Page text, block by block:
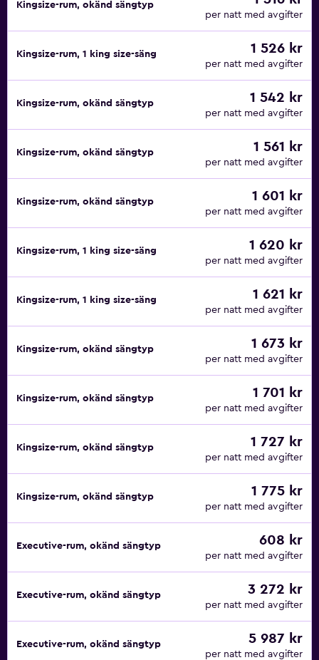
Kingsize-rum, okänd sängtyp
per natt med avgifter
Kingsize-rum, 1 king size-säng 1 526 kr
per natt med avgifter
Kingsize-rum, okänd sängtyp 1 542 kr
per natt med avgifter
Kingsize-rum, okänd sängtyp 1 561 kr
per natt med avgifter
Kingsize-rum, okänd sängtyp 1 601 kr
per natt med avgifter
Kingsize-rum, 1 king size-säng 1 620 kr
per natt med avgifter
Kingsize-rum, 1 king size-säng 1 621 kr
per natt med avgifter
Kingsize-rum, okänd sängtyp 1 673 kr
per natt med avgifter
Kingsize-rum, okänd sängtyp 1 701 kr
per natt med avgifter
Kingsize-rum, okänd sängtyp 1 727 kr
per natt med avgifter
Kingsize-rum, okänd sängtyp 1 775 kr
per natt med avgifter
Executive-rum, okänd sängtyp 608 kr
per natt med avgifter
Executive-rum, okänd sängtyp 3 272 kr
per natt med avgifter
Executive-rum, okänd sängtyp 5 987 kr
per natt med avgifter